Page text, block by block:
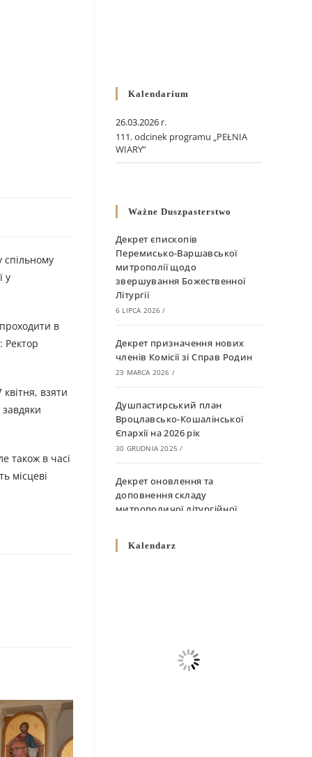
спільному
у
в
Ректор
взяти
також в часі
місцеві
Kalendarium
26.03.2026 r.
111. odcinek programu „PEŁNIA
WIARY”
Ważne Duszpasterstwo
Декрет єпископів
Перемисько-Варшавської
митрополії щодо
звершування Божественної
Літургії
6 LIPCA 2026 /
Декрет призначення нових
членів Комісії зі Справ Родин
23 MARCA 2026 /
Душпастирський план
Вроцлавсько-Кошалінської
Єпархії на 2026 рік
30 GRUDNIA 2025 /
Декрет оновлення та
доповнення складу
митрополичої літургійної
10 GRUDNIA 2025
Декрет про відзначення
Великодня і всіх рухомих
Kalendarz